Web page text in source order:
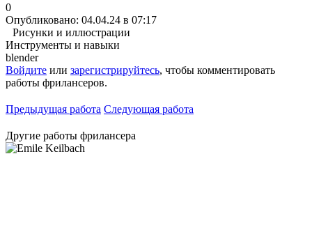
0
Опубликовано: 04.04.24 в 07:17
Рисунки и иллюстрации
Инструменты и навыки
blender
Войдите или зарегистрируйтесь, чтобы комментировать
работы фрилансеров.
Предыдущая работа Следующая работа
Другие работы фрилансера